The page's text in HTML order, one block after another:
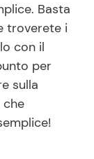
Basta
troverete i
con il
per
sulla
che